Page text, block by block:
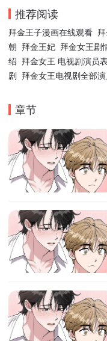
推荐阅读
拜金王子漫画在线观看
朝
拜金王妃 拜金女王剧
绍
拜金女王 电视剧演员表
剧
拜金女王电视剧全部演
章节